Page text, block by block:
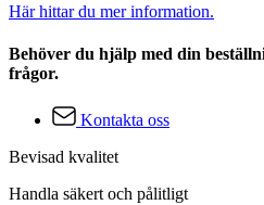
Här hittar du mer information.
Behöver du hjälp med din
frågor.
Kontakta oss
Bevisad kvalitet
Handla säkert och pålitligt